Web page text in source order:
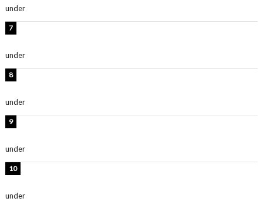
under
under
under
under
under